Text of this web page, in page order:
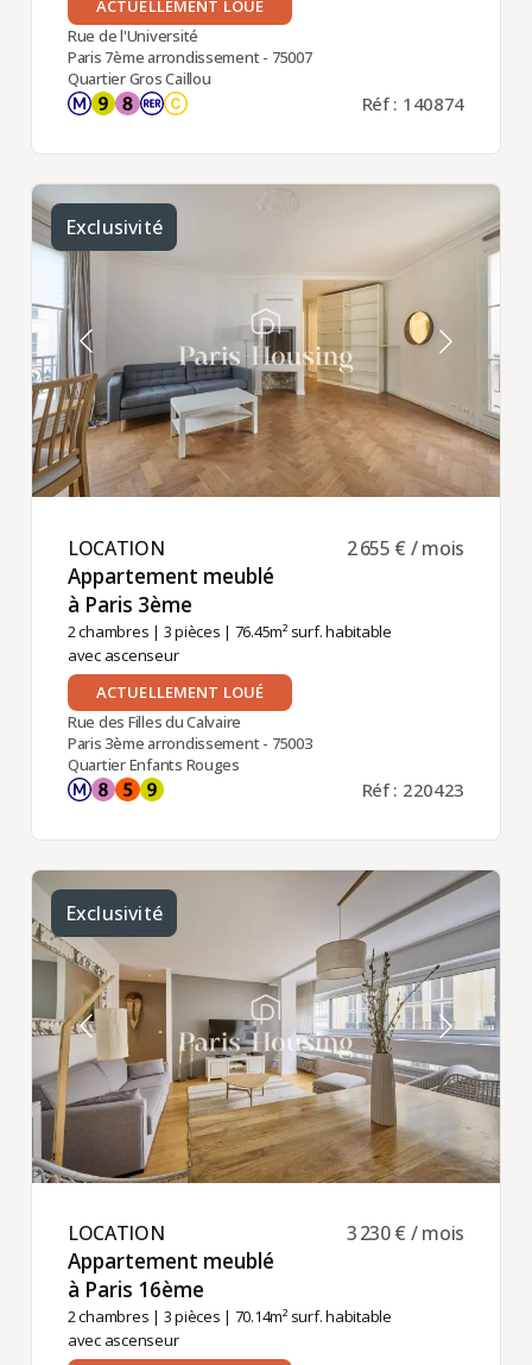
ACTUELLEMENT LOUÉ
Rue de l'Université
Paris 7ème arrondissement - 75007
Quartier Gros Caillou
Réf : 140874
Exclusivité
LOCATION ​
Appartement meublé
à Paris 3ème ​
2 chambres | 3 pièces | 76.45m² surf. habitable
avec ascenseur
2 655 € / mois
ACTUELLEMENT LOUÉ
Rue des Filles du Calvaire
Paris 3ème arrondissement - 75003
Quartier Enfants Rouges
Réf : 220423
Exclusivité
LOCATION ​
Appartement meublé
à Paris 16ème ​
2 chambres | 3 pièces | 70.14m² surf. habitable
avec ascenseur
3 230 € / mois